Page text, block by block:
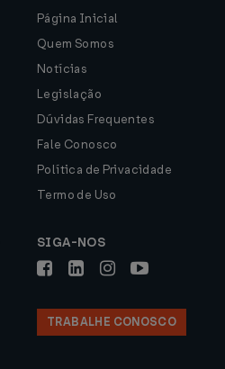
Página Inicial
Quem Somos
Notícias
Legislação
Dúvidas Frequentes
Fale Conosco
Política de Privacidade
Termo de Uso
SIGA-NOS
TRABALHE CONOSCO